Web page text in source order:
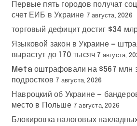
Первые пять городов получат
счет ЕИБ в Украине 7 августа, 2026
торговый дефицит достиг $34
Языковой закон в Украине —
вырастут до 170 тысяч 7 августа,
Meta оштрафовали на $567 млн
подростков 7 августа, 2026
Навроцкий об Украине —
место в Польше 7 августа, 2026
Блокировка налоговых